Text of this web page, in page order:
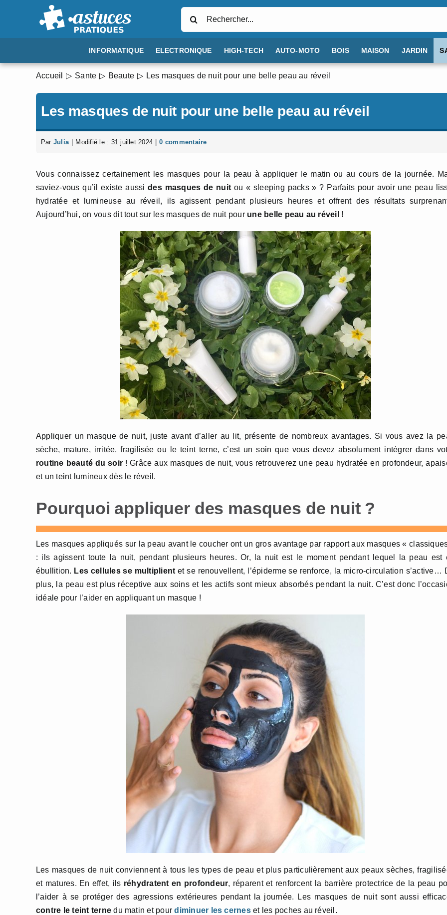
INFORMATIQUE ELECTRONIQUE HIGH-TECH AUTO-MOTO BOIS MAISON JARDIN
Accueil Sante Beaute Les masques de nuit pour une belle peau au réveil
Les masques de nuit pour une belle peau au réveil
Par Julia Modifié le : 31 juillet 2024 0 commentaire
Vous connaissez certainement les masques pour la peau à appliquer le matin ou au cours de la journée.
saviez-vous qu’il existe aussides masques de nuit ou « sleeping packs » ? Parfaits pour avoir une peau
hydratée et lumineuse au réveil, ils agissent pendant plusieurs heures et offrent des résultats
Aujourd’hui, on vous dit tout sur les masques de nuit pour une belle peau au réveil !
Appliquer un masque de nuit, juste avant d’aller au lit, présente de nombreux avantages. Si vous avez la
sèche, mature, irritée, fragilisée ou le teint terne, c’est un soin que vous devez absolument intégrer dans
routine beauté du soir ! Grâce aux masques de nuit, vous retrouverez une peau hydratée en profondeur,
et un teint lumineux dès le réveil.
Pourquoi appliquer des masques de nuit ?
Les masques appliqués sur la peau avant le coucher ont un gros avantage par rapport aux masques «
: ils agissent toute la nuit, pendant plusieurs heures. Or, la nuit est le moment pendant lequel la peau est
ébullition. Les cellules se multiplient et se renouvellent, l’épiderme se renforce, la micro-circulation s’active…
plus, la peau est plus réceptive aux soins et les actifs sont mieux absorbés pendant la nuit. C’est donc
idéale pour l’aider en appliquant un masque !
Les masques de nuit conviennent à tous les types de peau et plus particulièrement aux peaux sèches,
et matures. En effet, ils réhydratent en profondeur, réparent et renforcent la barrière protectrice de la peau
l’aider à se protéger des agressions extérieures pendant la journée. Les masques de nuit sont aussi
contre le teint terne du matin et pourdiminuer les cerneset les poches au réveil.